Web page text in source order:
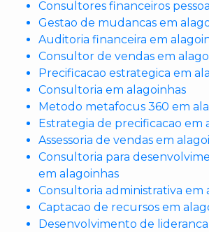
Consultores financeiros
Gestao de mudancas em
Auditoria financeira em
Consultor de vendas em
Precificacao estrategica em
Consultoria em alagoinhas
Metodo metafocus 360 em
Estrategia de precificacao em
Assessoria de vendas em
Consultoria para
em alagoinhas
Consultoria administrativa em
Captacao de recursos em
Desenvolvimento de